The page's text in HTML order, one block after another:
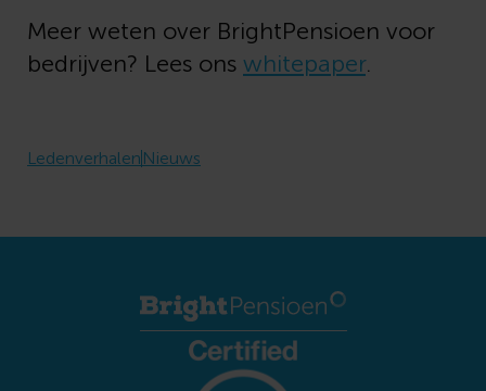
Meer weten over BrightPensioen voor
bedrijven? Lees ons whitepaper.
Ledenverhalen Nieuws